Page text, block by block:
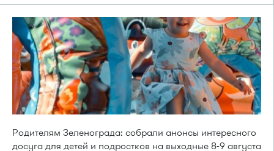
Родителям Зеленограда: собрали анонсы интересного
досуга для детей и подростков на выходные 8-9 августа